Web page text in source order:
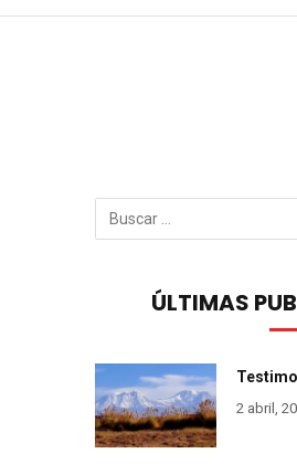
ÚLTIMAS
2 abril,